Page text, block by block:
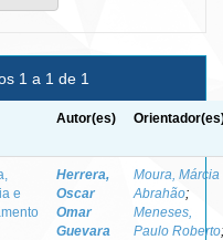
1 a 1 de 1
Autor(es)
e
Herrera,
Oscar
Omar
Guevara
Moura, Márcia
Abrahão;
Meneses,
Paulo Roberto;